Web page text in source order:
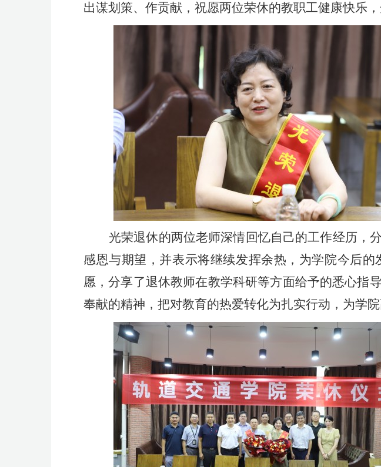
出谋划策、作贡献，祝愿两位荣休的教职工健康快乐
光荣退休的两位老师深情回忆自己的工作经历，
感恩与期望，并表示将继续发挥余热，为学院今后
愿，分享了退休教师在教学科研等方面给予的悉心指
奉献的精神，把对教育的热爱转化为扎实行动，为学院